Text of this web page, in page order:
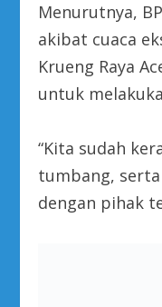
Menurutnya,
akibat cuaca
Krueng Raya
untuk
“Kita sudah
tumbang,
dengan pihak